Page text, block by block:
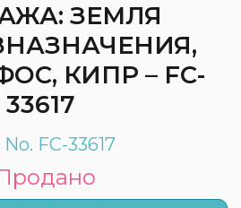
ЗЕМЛЯ
КИПР – FC-
33617
No. FC-33617